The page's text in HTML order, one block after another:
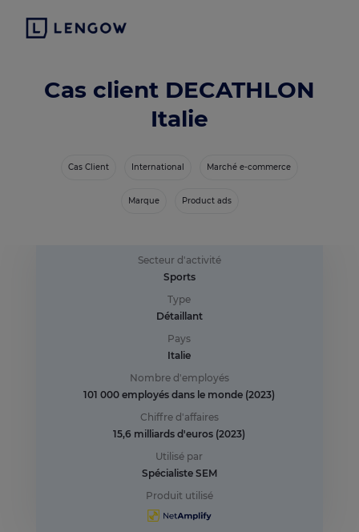
Cas client DECATHLON
Italie
Cas Client International Marché e-commerce
Marque Product ads
Secteur d'activité
Sports
Type
Détaillant
Pays
Italie
Nombre d'employés
101 000 employés dans le monde (2023)
Chiffre d'affaires
15,6 milliards d'euros (2023)
Utilisé par
Spécialiste SEM
Produit utilisé